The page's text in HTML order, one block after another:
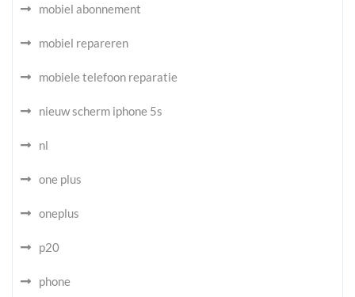
mobiel abonnement
mobiel repareren
mobiele telefoon reparatie
nieuw scherm iphone 5s
nl
one plus
oneplus
p20
phone